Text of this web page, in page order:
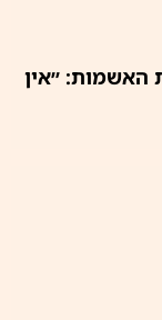
האשמות: ״אין